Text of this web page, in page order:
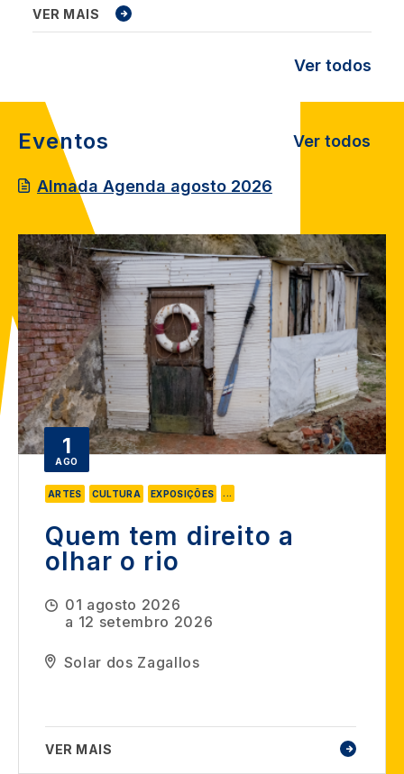
VER MAIS
Ver todos
Eventos
Almada Agenda agosto 2026
Ver todos
Image
1
AGO
ARTES CULTURA EXPOSIÇÕES ...
Quem tem direito a
olhar o rio
01 agosto 2026
a 12 setembro 2026
Solar dos Zagallos
VER MAIS